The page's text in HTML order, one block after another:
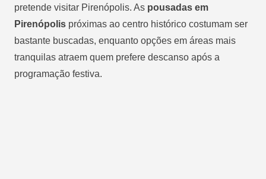
pretende visitar Pirenópolis. As pousadas em
Pirenópolis próximas ao centro histórico costumam ser
bastante buscadas, enquanto opções em áreas mais
tranquilas atraem quem prefere descanso após a
programação festiva.